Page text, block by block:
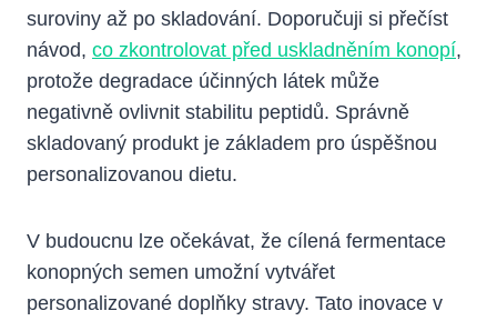
suroviny až po skladování. Doporučuji si přečíst
návod, co zkontrolovat před uskladněním konopí,
protože degradace účinných látek může
negativně ovlivnit stabilitu peptidů. Správně
skladovaný produkt je základem pro úspěšnou
personalizovanou dietu.
V budoucnu lze očekávat, že cílená fermentace
konopných semen umožní vytvářet
personalizované doplňky stravy. Tato inovace v